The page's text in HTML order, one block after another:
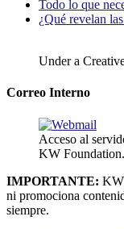
Todo lo que
¿Qué revelan
Under a
Correo Interno
Acceso al
KW Foundation.
IMPORTANTE: KW
ni promociona
siempre.